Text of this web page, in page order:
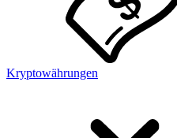
Kryptowährungen